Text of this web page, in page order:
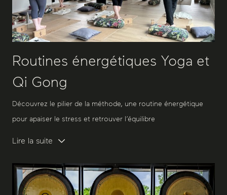
Routines énergétiques Yoga et
Qi Gong
Découvrez le pilier de la méthode, une routine énergétique
pour apaiser le stress et retrouver l’équilibre
Lire la suite